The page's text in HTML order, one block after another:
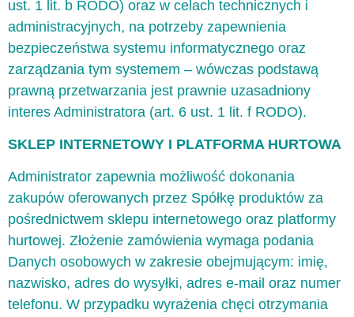
ust. 1 lit. b RODO) oraz w celach technicznych i
administracyjnych, na potrzeby zapewnienia
bezpieczeństwa systemu informatycznego oraz
zarządzania tym systemem – wówczas podstawą
prawną przetwarzania jest prawnie uzasadniony
interes Administratora (art. 6 ust. 1 lit. f RODO).
SKLEP INTERNETOWY I PLATFORMA HURTOWA
Administrator zapewnia możliwość dokonania
zakupów oferowanych przez Spółkę produktów za
pośrednictwem sklepu internetowego oraz platformy
hurtowej. Złożenie zamówienia wymaga podania
Danych osobowych w zakresie obejmującym: imię,
nazwisko, adres do wysyłki, adres e-mail oraz numer
telefonu. W przypadku wyrażenia chęci otrzymania